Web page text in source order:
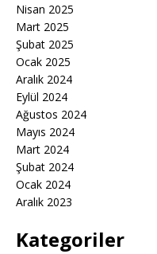
Nisan 2025
Mart 2025
Şubat 2025
Ocak 2025
Aralık 2024
Eylül 2024
Ağustos 2024
Mayıs 2024
Mart 2024
Şubat 2024
Ocak 2024
Aralık 2023
Kategoriler